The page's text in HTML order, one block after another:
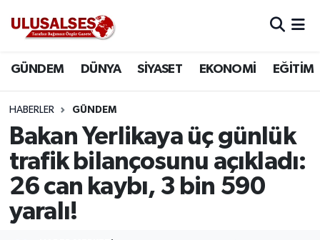
GÜNDEM DÜNYA SİYASET EKONOMİ EĞİTİM
HABERLER GÜNDEM
Bakan Yerlikaya üç günlük
trafik bilançosunu açıkladı:
26 can kaybı, 3 bin 590
yaralı!
DÜNYA
SİYASET
EKONOMİ
EĞİTİM
Trafik Durumu
Süper Lig Puan Durumu ve Fikstür
Tüm Manşetler
Son Dakika Haberleri